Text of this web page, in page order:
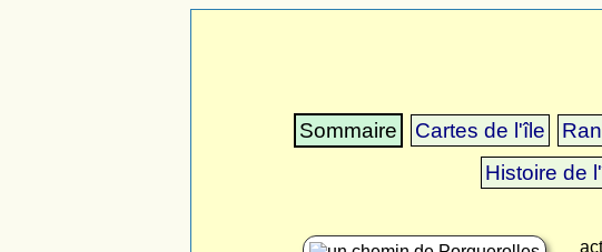
Sommaire Cartes de l'île
Histoire de